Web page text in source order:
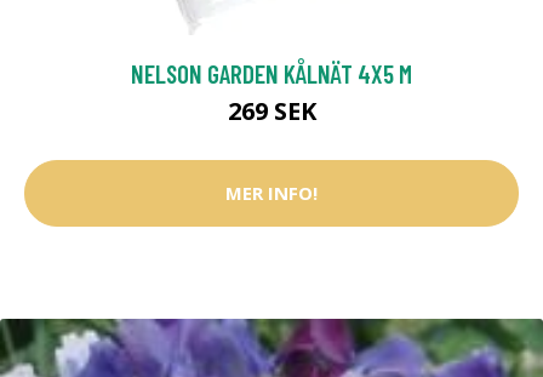
NELSON GARDEN KÅLNÄT 4X5 M
269 SEK
MER INFO!